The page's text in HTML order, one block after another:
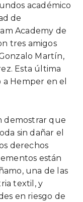
académico
de
Academy de
tres amigos
Martín,
Esta última
Hemper en el
demostrar que
sin dañar el
derechos
están
una de las
textil, y
en riesgo de